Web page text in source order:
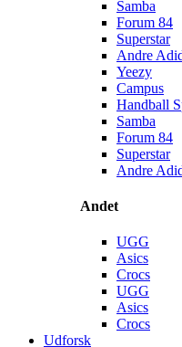
Samba
Forum 84
Superstar
Andre
Yeezy
Campus
Handball
Samba
Forum 84
Superstar
Andre
Andet
UGG
Asics
Crocs
UGG
Asics
Crocs
Udforsk